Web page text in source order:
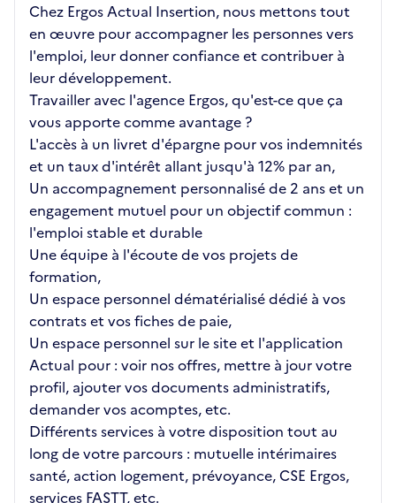
Chez Ergos Actual Insertion, nous mettons tout
en œuvre pour accompagner les personnes vers
l'emploi, leur donner confiance et contribuer à
leur développement.
Travailler avec l'agence Ergos, qu'est-ce que ça
vous apporte comme avantage ?
L'accès à un livret d'épargne pour vos indemnités
et un taux d'intérêt allant jusqu'à 12% par an,
Un accompagnement personnalisé de 2 ans et un
engagement mutuel pour un objectif commun :
l'emploi stable et durable
Une équipe à l'écoute de vos projets de
formation,
Un espace personnel dématérialisé dédié à vos
contrats et vos fiches de paie,
Un espace personnel sur le site et l'application
Actual pour : voir nos offres, mettre à jour votre
profil, ajouter vos documents administratifs,
demander vos acomptes, etc.
Différents services à votre disposition tout au
long de votre parcours : mutuelle intérimaires
santé, action logement, prévoyance, CSE Ergos,
services FASTT, etc.